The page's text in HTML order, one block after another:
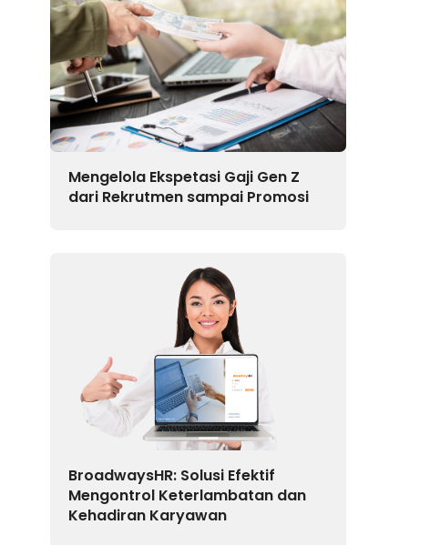
Mengelola Ekspetasi Gaji Gen Z
dari Rekrutmen sampai Promosi
BroadwaysHR: Solusi Efektif
Mengontrol Keterlambatan dan
Kehadiran Karyawan